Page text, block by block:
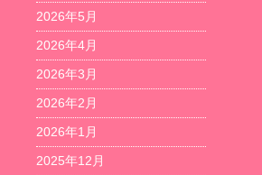
2026年5月
2026年4月
2026年3月
2026年2月
2026年1月
2025年12月